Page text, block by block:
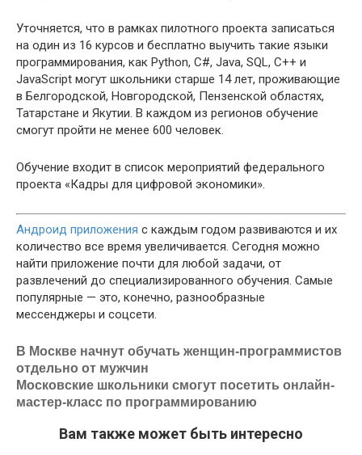
Уточняется, что в рамках пилотного проекта записаться
на один из 16 курсов и бесплатно выучить такие языки
программирования, как Python, C#, Java, SQL, C++ и
JavaScript могут школьники старше 14 лет, проживающие
в Белгородской, Новгородской, Пензенской областях,
Татарстане и Якутии. В каждом из регионов обучение
смогут пройти не менее 600 человек.
Обучение входит в список мероприятий федерального
проекта «Кадры для цифровой экономики».
Андроид приложения с каждым годом развиваются и их
количество все время увеличивается. Сегодня можно
найти приложение почти для любой задачи, от
развлечений до специализированного обучения. Самые
популярные — это, конечно, разнообразные
мессенджеры и соцсети.
В Москве начнут обучать женщин-программистов
отдельно от мужчин
Московские школьники смогут посетить онлайн-
мастер-класс по программированию
Вам также может быть интересно